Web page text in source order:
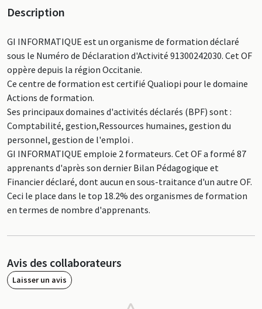
Description
GI INFORMATIQUE est un organisme de formation déclaré
sous le Numéro de Déclaration d'Activité 91300242030. Cet OF
oppère depuis la région Occitanie.
Ce centre de formation est certifié Qualiopi pour le domaine
Actions de formation.
Ses principaux domaines d'activités déclarés (BPF) sont :
Comptabilité, gestion,Ressources humaines, gestion du
personnel, gestion de l'emploi .
GI INFORMATIQUE emploie 2 formateurs. Cet OF a formé 87
apprenants d'après son dernier Bilan Pédagogique et
Financier déclaré, dont aucun en sous-traitance d'un autre OF.
Ceci le place dans le top 18.2% des organismes de formation
en termes de nombre d'apprenants.
Avis des collaborateurs
Laisser un avis